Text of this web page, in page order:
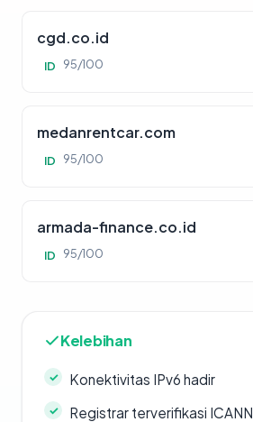
cgd.co.id
ID 95/100
medanrentcar.com
ID 95/100
armada-finance.co.id
ID 95/100
Kelebihan
Konektivitas IPv6 hadir
Registrar terverifikasi ICANN